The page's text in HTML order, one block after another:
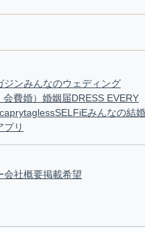
ジンみんなのウェディング
費婚） 婚姻届DRESS EVERY
caprytaglessSELFiEみんなの結
プリ
会社概要掲載希望